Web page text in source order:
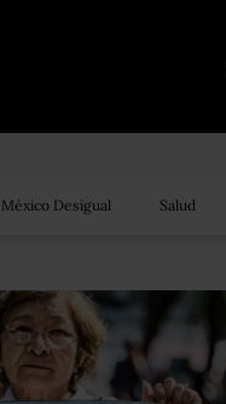
México Desigual Salud